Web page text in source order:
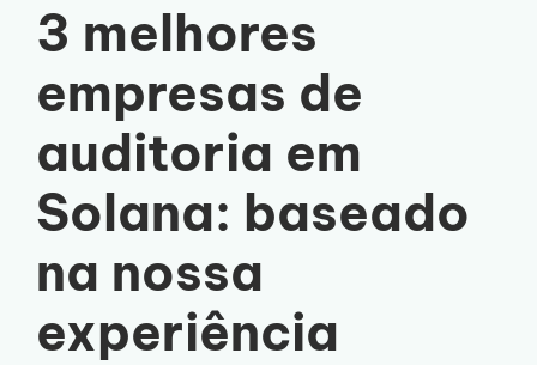
3 melhores
empresas de
auditoria em
Solana: baseado
na nossa
experiência